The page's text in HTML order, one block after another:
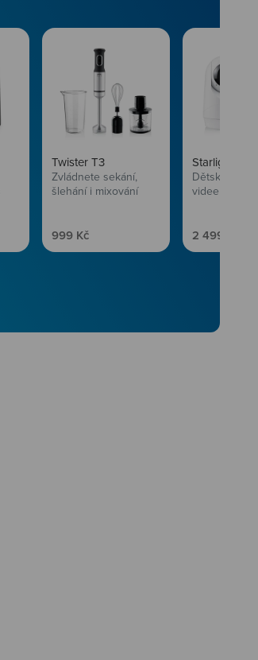
Twister T3
Zvládnete sekání,
šlehání i mixování
Prodejní cena
999 Kč
Starlight SL5
Dětská
videem
Prodejní
2 499 Kč